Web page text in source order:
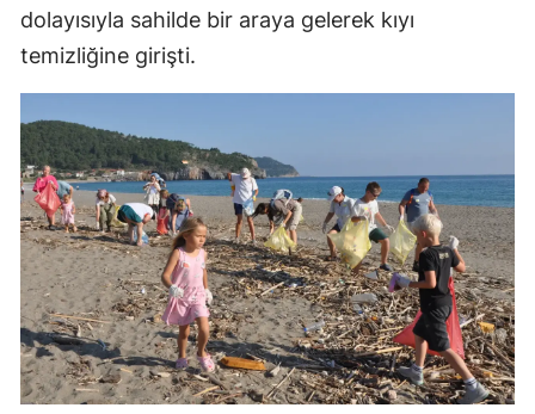
dolayısıyla sahilde bir araya gelerek kıyı
temizliğine girişti.